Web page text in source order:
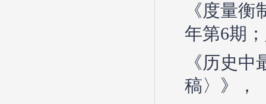
《度量
年第6期
《历史
稿〉》，